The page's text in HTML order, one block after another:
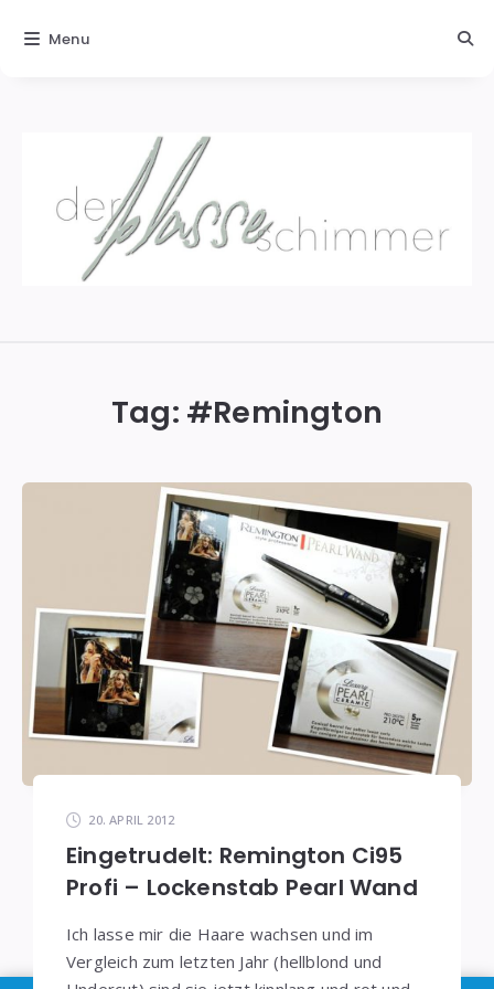
Tag: #Remington
20. APRIL 2012
Eingetrudelt: Remington Ci95
Profi – Lockenstab Pearl Wand
Ich lasse mir die Haare wachsen und im
Vergleich zum letzten Jahr (hellblond und
Menu